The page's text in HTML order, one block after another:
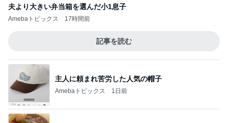
夫より大きい弁当箱を選んだ小1息子
Amebaトピックス 17時間前
記事を読む
主人に頼まれ苦労した人気の帽子
Amebaトピックス 1日前